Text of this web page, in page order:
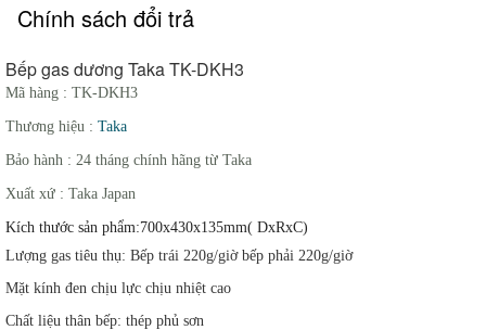
Chính sách đổi trả
Bếp gas dương Taka TK-DKH3
Mã hàng : TK-DKH3
Thương hiệu : Taka
Bảo hành : 24 tháng chính hãng từ Taka
Xuất xứ : Taka Japan
Kích thước sản phẩm:700x430x135mm( DxRxC)
Lượng gas tiêu thụ: Bếp trái 220g/giờ bếp phải 220g/giờ
Mặt kính đen chịu lực chịu nhiệt cao
Chất liệu thân bếp: thép phủ sơn